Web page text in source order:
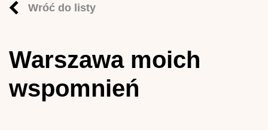
Wróć do listy
Warszawa moich
wspomnień